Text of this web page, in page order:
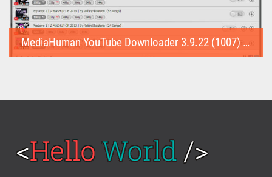
MediaHuman YouTube Downloader 3.9.22 (1007) (Repack & Portable)